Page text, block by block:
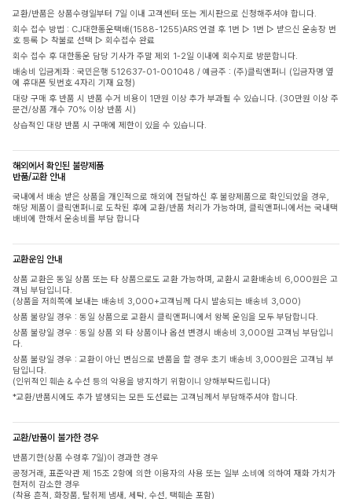
교환/반품은 상품수령일부터 7일 이내 고객센터 또는 게시판으로 신청해주셔야 합니다.
회수 접수 방법 : CJ대한통운택배(1588-1255)ARS 연결 후 1번 ▷ 1번 ▷ 받으신 운송장 번
호 등록 ▷ 착불로 선택 ▷ 회수접수 완료
회수 접수 후 대한통운 담당 기사가 주말 제외 1-2일 이내에 회수지로 방문합니다.
배송비 입금계좌 : 국민은행 512637-01-001048 / 예금주 : (주)클릭앤퍼니 (입금자명 옆
에 휴대폰 뒷번호 4자리 기재 요청)
대량 구매 후 반품 시 반품 수거 비용이 1만원 이상 추가 부과될 수 있습니다. (30만원 이상 주
문건/상품 개수 70% 이상 반품 시)
상습적인 대량 반품 시 구매에 제한이 있을 수 있습니다.
해외에서 확인된 불량제품
반품/교환 안내
국내에서 배송 받은 상품을 개인적으로 해외에 전달하신 후 불량제품으로 확인되었을 경우,
해당 제품이 클릭앤퍼니로 도착된 후에 교환/반품 처리가 가능하며, 클릭앤퍼니에서는 국내택
배비에 한해서 운송비를 부담 합니다
교환운임 안내
상품 교환은 동일 상품 또는 타 상품으로도 교환 가능하며, 교환시 교환배송비 6,000원은 고
객님 부담입니다.
(상품을 저희쪽에 보내는 배송비 3,000+고객님께 다시 발송되는 배송비 3,000)
상품 불량일 경우 : 동일 상품으로 교환시 클릭앤퍼니에서 왕복 운임을 모두 부담합니다.
상품 불량일 경우 : 동일 상품 외 타 상품이나 옵션 변경시 배송비 3,000원 고객님 부담입니
다.
상품 불량일 경우 : 교환이 아닌 변심으로 반품을 할 경우 초기 배송비 3,000원은 고객님 부
담입니다.
(인위적인 훼손 & 수선 등의 악용을 방지하기 위함이니 양해부탁드립니다)
*교환/반품시에도 추가 발생되는 모든 도선료는 고객님께서 부담해주셔야 합니다.
교환/반품이 불가한 경우
반품기한(상품 수령후 7일)이 경과한 경우
공정거래, 표준약관 제 15조 2항에 의한 이용자의 사용 또는 일부 소비에 의하여 재화 가치가
현저히 감소한 경우
(착용 흔적, 화장품, 탈취제 냄새, 세탁, 수선, 택훼손 포함)